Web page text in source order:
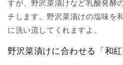
すが、野沢菜漬けなど乳酸発酵
チします。野沢菜漬けの塩味を
に洗い流してくれますよ。
野沢菜漬けに合わせる「和紅